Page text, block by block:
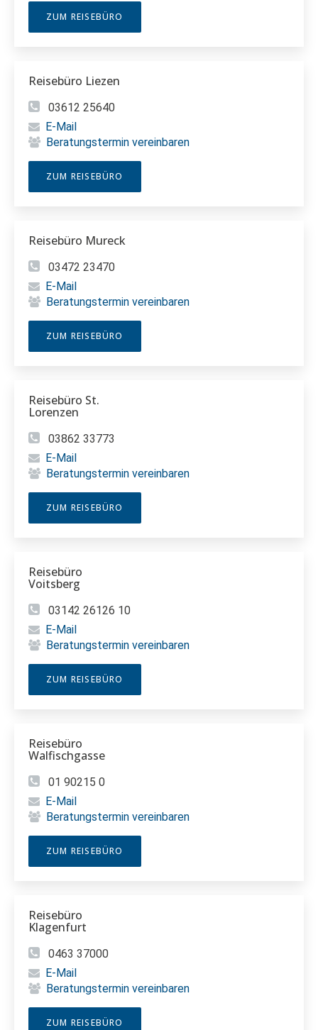
ZUM REISEBÜRO
Reisebüro Liezen
03612 25640
E-Mail
Beratungstermin vereinbaren
ZUM REISEBÜRO
Reisebüro Mureck
03472 23470
E-Mail
Beratungstermin vereinbaren
ZUM REISEBÜRO
Reisebüro St.
Lorenzen
03862 33773
E-Mail
Beratungstermin vereinbaren
ZUM REISEBÜRO
Reisebüro
Voitsberg
03142 26126 10
E-Mail
Beratungstermin vereinbaren
ZUM REISEBÜRO
Reisebüro
Walfischgasse
01 90215 0
E-Mail
Beratungstermin vereinbaren
ZUM REISEBÜRO
Reisebüro
Klagenfurt
0463 37000
E-Mail
Beratungstermin vereinbaren
ZUM REISEBÜRO